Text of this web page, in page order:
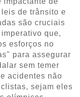
de trânsito e
são cruciais
que,
esforços no
para assegurar
sem temer
acidentes não
sejam eles